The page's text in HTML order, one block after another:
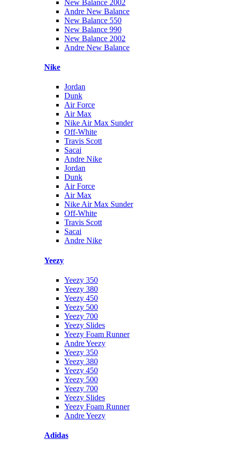
New Balance 2002
Andre New Balance
New Balance 550
New Balance 990
New Balance 2002
Andre New Balance
Nike
Jordan
Dunk
Air Force
Air Max
Nike Air Max Sunder
Off-White
Travis Scott
Sacai
Andre Nike
Jordan
Dunk
Air Force
Air Max
Nike Air Max Sunder
Off-White
Travis Scott
Sacai
Andre Nike
Yeezy
Yeezy 350
Yeezy 380
Yeezy 450
Yeezy 500
Yeezy 700
Yeezy Slides
Yeezy Foam Runner
Andre Yeezy
Yeezy 350
Yeezy 380
Yeezy 450
Yeezy 500
Yeezy 700
Yeezy Slides
Yeezy Foam Runner
Andre Yeezy
Adidas